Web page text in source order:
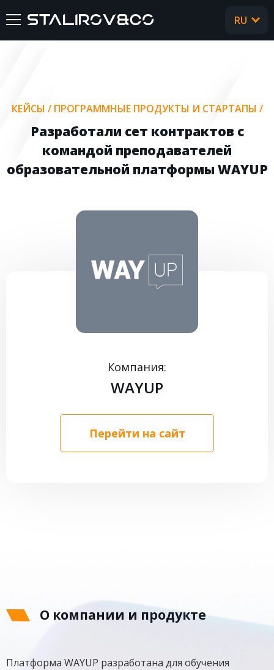
УСЛУГИ
КЕЙСЫ
FAQ
RU
КЕЙСЫ / ПРОГРАММНЫЕ ПРОДУКТЫ И СТАРТАПЫ /
Разработали сет контрактов с
командой преподавателей
образовательной платформы WAYUP
Компания:
WAYUP
Перейти на сайт
О компании и продукте
Платформа WAYUP разработана для обучения